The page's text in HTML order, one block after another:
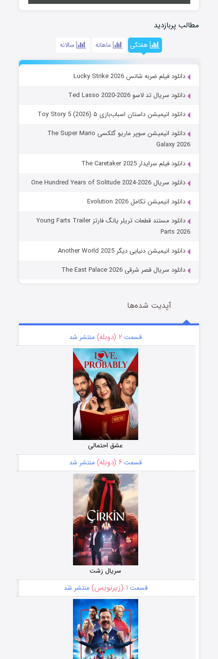
مطالب پربازدید
هفتگی ماهانه سالانه
دانلود فیلم ضربه شانس Lucky Strike 2026
دانلود سریال تد لاسو Ted Lasso 2020-2026
دانلود انیمیشن داستان اسباب‌بازی ۵ Toy Story 5 (2026)
دانلود انیمیشن سوپر ماریو گلکسی The Super Mario
Galaxy 2026
دانلود فیلم سرایدار The Caretaker 2025
دانلود سریال One Hundred Years of Solitude 2024-2026
دانلود انیمیشن تکامل Evolution 2026
دانلود مستند قطعات تریلر یانگ فارتز Young Farts Trailer
Parts 2026
دانلود انیمیشن دنیایی دیگر Another World 2025
دانلود سریال قصر شرقی The East Palace 2026
آپدیت شده‌ها
قسمت ۲ (دوبله) منتشر شد
عشق احتمالی
قسمت ۶ (دوبله) منتشر شد
سریال زشت
قسمت ۱ (زیرنویس) منتشر شد